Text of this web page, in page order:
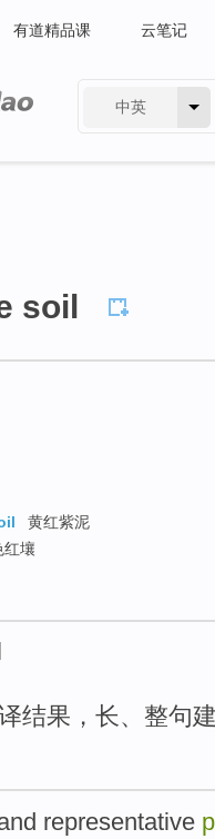
有道精品课 云笔记
中英
soil
黄红紫泥
红壤
结果，长、整句
representative